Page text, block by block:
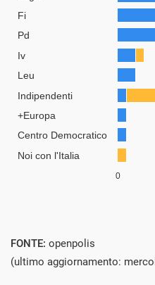
FONTE: openpolis
(ultimo aggiornamento: